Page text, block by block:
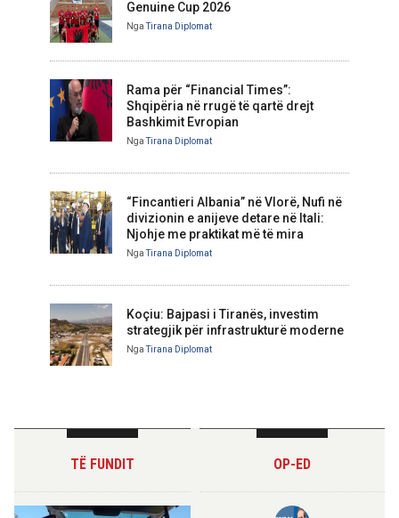
Genuine Cup 2026
NgaTirana Diplomat
Rama për “Financial Times”:
Shqipëria në rrugë të qartë drejt
Bashkimit Evropian
NgaTirana Diplomat
“Fincantieri Albania” në Vlorë, Nufi në
divizionin e anijeve detare në Itali:
Njohje me praktikat më të mira
NgaTirana Diplomat
Koçiu: Bajpasi i Tiranës, investim
strategjik për infrastrukturë moderne
NgaTirana Diplomat
TË FUNDIT OP-ED